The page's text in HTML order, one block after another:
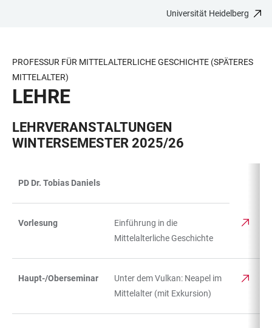
BARRIEREFREIHEIT
Universität Heidelberg
PROFESSUR FÜR MITTELALTERLICHE GESCHICHTE (SPÄTERES
MITTELALTER)
LEHRE
LEHRVERANSTALTUNGEN
WINTERSEMESTER 2025/26
PD Dr. Tobias Daniels
Vorlesung
Einführung in die
Mittelalterliche Geschichte
Haupt-/Oberseminar
Unter dem Vulkan: Neapel im
Mittelalter (mit Exkursion)